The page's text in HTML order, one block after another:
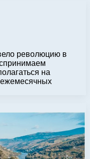
революцию в
на